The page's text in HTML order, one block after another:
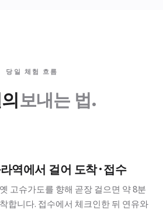
당일 체험 흐름
보내는 법.
역에서 걸어 도착·접수
고슈가도를 향해 곧장 걸으면 약 8분
합니다. 접수에서 체크인한 뒤 연유와